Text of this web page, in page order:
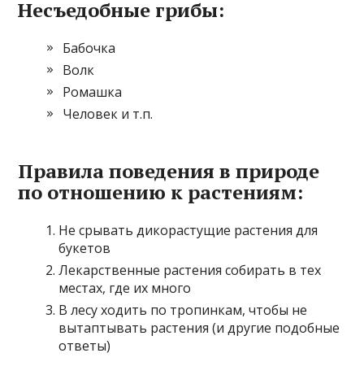
Несъедобные грибы:
Бабочка
Волк
Ромашка
Человек и т.п.
Правила поведения в природе
по отношению к растениям:
Не срывать дикорастущие растения для
букетов
Лекарственные растения собирать в тех
местах, где их много
В лесу ходить по тропинкам, чтобы не
вытаптывать растения (и другие подобные
ответы)